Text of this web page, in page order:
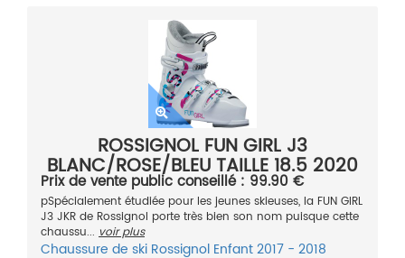
ROSSIGNOL FUN GIRL J3
BLANC/ROSE/BLEU TAILLE 18.5 2020
Prix de vente public conseillé : 99.90 €
pSpécialement étudiée pour les jeunes skieuses, la FUN GIRL
J3 JKR de Rossignol porte très bien son nom puisque cette
chaussu... voir plus
Chaussure de ski Rossignol Enfant2017 - 2018